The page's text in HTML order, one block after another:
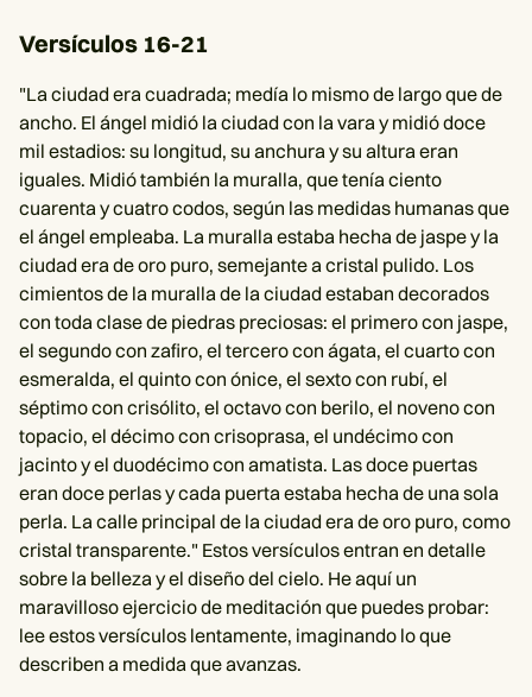
Versículos 16-21
"La ciudad era cuadrada; medía lo mismo de largo que de
ancho. El ángel midió la ciudad con la vara y midió doce
mil estadios: su longitud, su anchura y su altura eran
iguales. Midió también la muralla, que tenía ciento
cuarenta y cuatro codos, según las medidas humanas que
el ángel empleaba. La muralla estaba hecha de jaspe y la
ciudad era de oro puro, semejante a cristal pulido. Los
cimientos de la muralla de la ciudad estaban decorados
con toda clase de piedras preciosas: el primero con jaspe,
el segundo con zafiro, el tercero con ágata, el cuarto con
esmeralda, el quinto con ónice, el sexto con rubí, el
séptimo con crisólito, el octavo con berilo, el noveno con
topacio, el décimo con crisoprasa, el undécimo con
jacinto y el duodécimo con amatista. Las doce puertas
eran doce perlas y cada puerta estaba hecha de una sola
perla. La calle principal de la ciudad era de oro puro, como
cristal transparente." Estos versículos entran en detalle
sobre la belleza y el diseño del cielo. He aquí un
maravilloso ejercicio de meditación que puedes probar:
lee estos versículos lentamente, imaginando lo que
describen a medida que avanzas.